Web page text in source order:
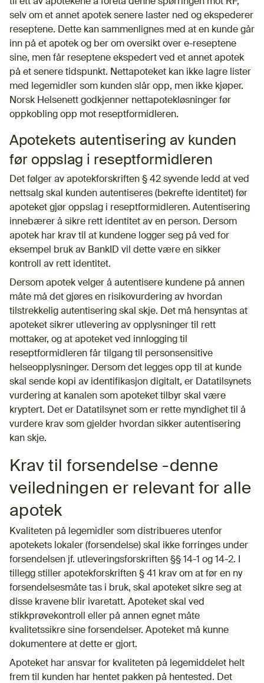
selv om et annet apotek senere laster ned og ekspederer
reseptene. Dette kan sammenlignes med at en kunde går
inn på et apotek og ber om oversikt over e-reseptene
sine, men får reseptene ekspedert ved et annet apotek
på et senere tidspunkt. Nettapoteket kan ikke lagre lister
med legemidler som kunden slår opp, men ikke kjøper.
Norsk Helsenett godkjenner nettapotekløsninger før
oppkobling opp mot reseptformidleren.
Apotekets autentisering av kunden
før oppslag i reseptformidleren
Det følger av apotekforskriften § 42 syvende ledd at ved
nettsalg skal kunden autentiseres (bekrefte identitet) før
apoteket gjør oppslag i reseptformidleren. Autentisering
innebærer å sikre rett identitet av en person. Dersom
apotek har krav til at kundene logger seg på ved for
eksempel bruk av BankID vil dette være en sikker
kontroll av rett identitet.
Dersom apotek velger å autentisere kundene på annen
måte må det gjøres en risikovurdering av hvordan
tilstrekkelig autentisering skal skje. Det må hensyntas at
apoteket sikrer utlevering av opplysninger til rett
mottaker, og at apoteket ved innlogging til
reseptformidleren får tilgang til personsensitive
helseopplysninger. Dersom det legges opp til at kunde
skal sende kopi av identifikasjon digitalt, er Datatilsynets
vurdering at kanalen som apoteket tilbyr skal være
kryptert. Det er Datatilsynet som er rette myndighet til å
vurdere krav som gjelder hvordan sikker autentisering
kan skje.
Krav til forsendelse -denne
veiledningen er relevant for alle
apotek
Kvaliteten på legemidler som distribueres utenfor
apotekets lokaler (forsendelse) skal ikke forringes under
forsendelsen jf. utleveringsforskriften §§ 14-1 og 14-2. I
tillegg stiller apotekforskriften § 41 krav om at før en ny
forsendelsesmåte tas i bruk, skal apoteket sikre seg at
disse kravene blir ivaretatt. Apoteket skal ved
stikkprøvekontroll eller på annen egnet måte
kvalitetssikre sine forsendelser. Apoteket må kunne
dokumentere at dette er gjort.
Apoteket har ansvar for kvaliteten på legemiddelet helt
frem til kunden har hentet pakken på hentested. Det